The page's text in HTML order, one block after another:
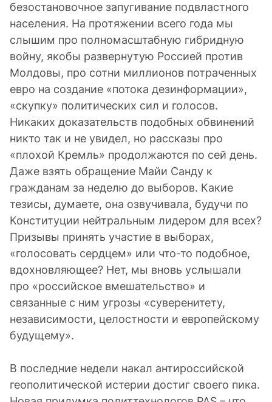
безостановочное запугивание подвластного
населения. На протяжении всего года мы
слышим про полномасштабную гибридную
войну, якобы развернутую Россией против
Молдовы, про сотни миллионов потраченных
евро на создание «потока дезинформации»,
«скупку» политических сил и голосов.
Никаких доказательств подобных обвинений
никто так и не увидел, но рассказы про
«плохой Кремль» продолжаются по сей день.
Даже взять обращение Майи Санду к
гражданам за неделю до выборов. Какие
тезисы, думаете, она озвучивала, будучи по
Конституции нейтральным лидером для всех?
Призывы принять участие в выборах,
«голосовать сердцем» или что-то подобное,
вдохновляющее? Нет, мы вновь услышали
про «российское вмешательство» и
связанные с ним угрозы «суверенитету,
независимости, целостности и европейскому
будущему».
В последние недели накал антироссийской
геополитической истерии достиг своего пика.